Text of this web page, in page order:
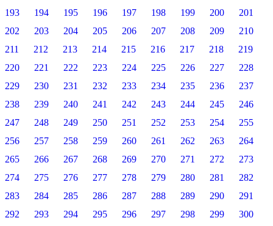
193
194 195 196 197 198 199 200
201
202
203 204 205 206 207 208 209
210
211
212 213 214 215 216 217 218
219
220
221 222 223 224 225 226 227
228
229
230 231 232 233 234 235 236
237
238
239 240 241 242 243 244 245
246
247
248 249 250 251 252 253 254
255
256
257 258 259 260 261 262 263
264
265
266 267 268 269 270 271 272
273
274
275 276 277 278 279 280 281
282
283
284 285 286 287 288 289 290
291
292
293 294 295 296 297 298 299
300